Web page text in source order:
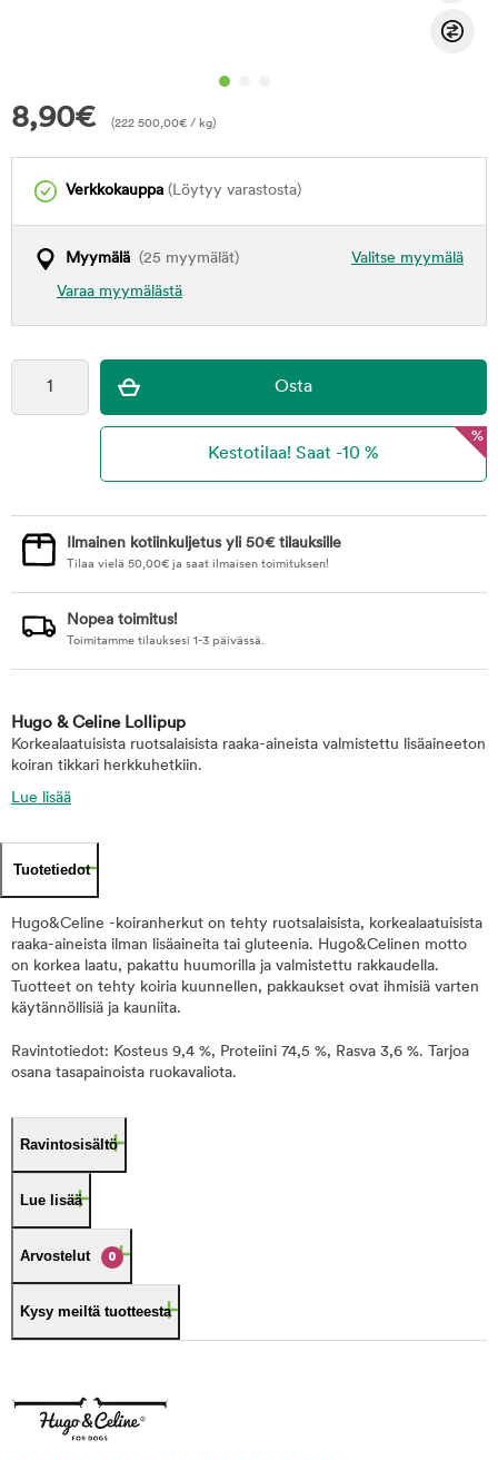
8,90€ (222 500,00€ / kg)
Verkkokauppa (Löytyy varastosta)
Valitse myymälä
Myymälä (25 myymälät)
Varaa myymälästä
%
Ilmainen kotiinkuljetus yli 50€ tilauksille
Tilaa vielä 50,00€ ja saat ilmaisen toimituksen!
Nopea toimitus!
Toimitamme tilauksesi 1-3 päivässä.
Hugo & Celine Lollipup
Korkealaatuisista ruotsalaisista raaka-aineista valmistettu lisäaineeton
koiran tikkari herkkuhetkiin.
Lue lisää
Tuotetiedot
Hugo&Celine -koiranherkut on tehty ruotsalaisista, korkealaatuisista
raaka-aineista ilman lisäaineita tai gluteenia. Hugo&Celinen motto
on korkea laatu, pakattu huumorilla ja valmistettu rakkaudella.
Tuotteet on tehty koiria kuunnellen, pakkaukset ovat ihmisiä varten
käytännöllisiä ja kauniita.
Ravintotiedot: Kosteus 9,4 %, Proteiini 74,5 %, Rasva 3,6 %. Tarjoa
osana tasapainoista ruokavaliota.
Ravintosisältö
Lue lisää
Arvostelut 0
Kysy meiltä tuotteesta